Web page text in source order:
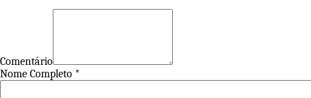
Comentário
Nome Completo *